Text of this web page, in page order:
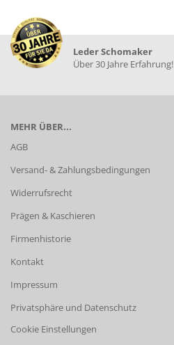
Leder Schomaker
Über 30 Jahre Erfahrung!
MEHR ÜBER...
AGB
Versand- & Zahlungsbedingungen
Widerrufsrecht
Prägen & Kaschieren
Firmenhistorie
Kontakt
Impressum
Privatsphäre und Datenschutz
Cookie Einstellungen